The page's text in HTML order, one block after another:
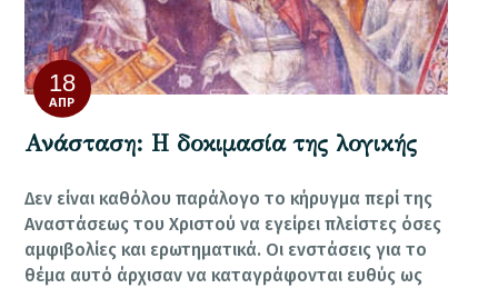
18
ΑΠΡ
Ανάσταση: Η δοκιμασία της λογικής
Δεν είναι καθόλου παράλογο το κήρυγμα περί της
Αναστάσεως του Χριστού να εγείρει πλείστες όσες
αμφιβολίες και ερωτηματικά. Οι ενστάσεις για το
θέμα αυτό άρχισαν να καταγράφονται ευθύς ως